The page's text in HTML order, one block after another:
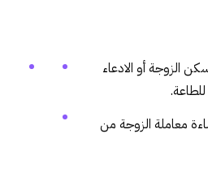
الزوجة أو الادعاء
معاملة الزوجة من